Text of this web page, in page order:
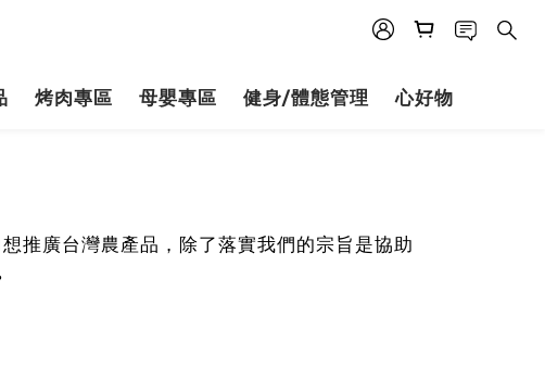
烤肉專區 母嬰專區 健身/體態管理 心好物
推廣台灣農產品，除了落實我們的宗旨是協助